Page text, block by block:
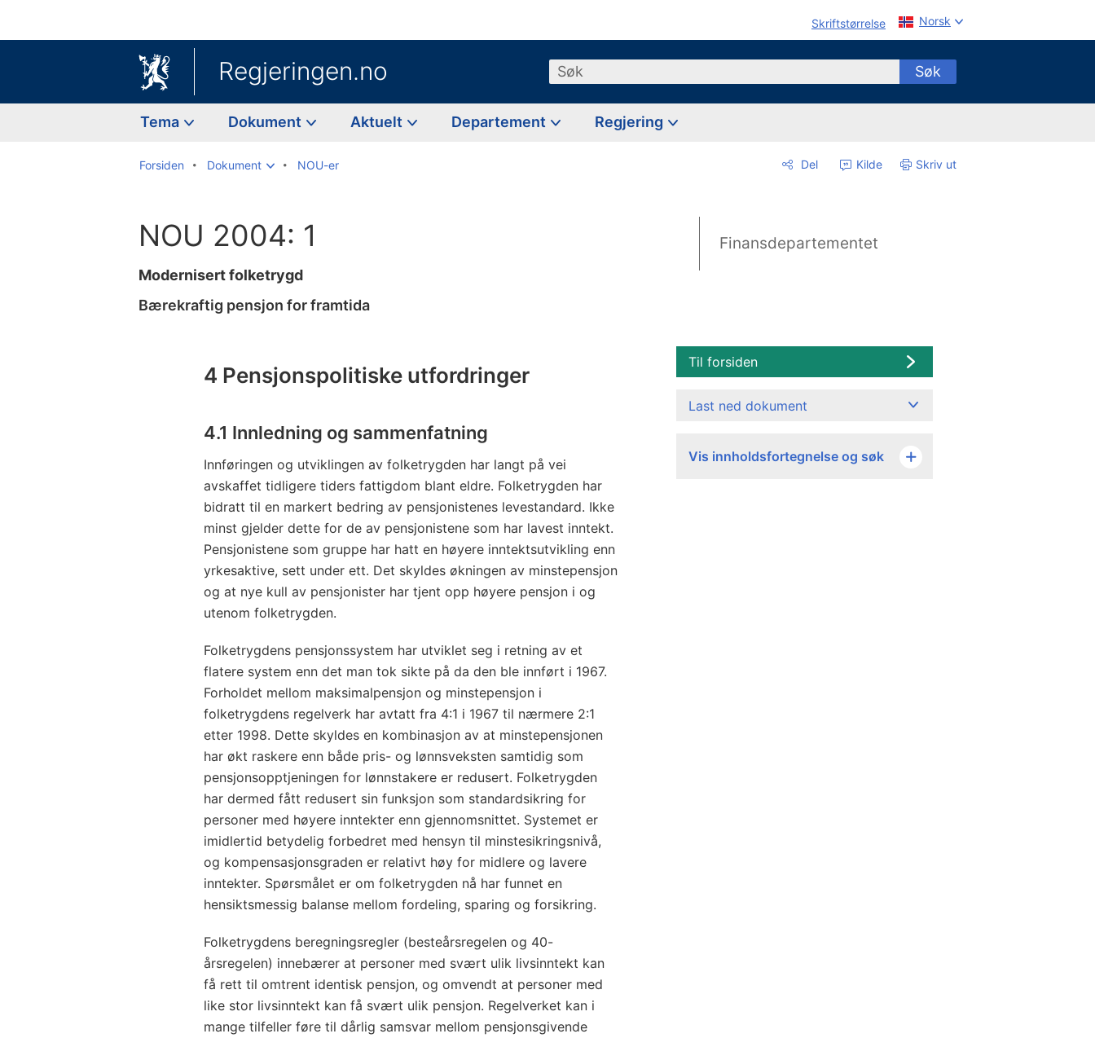
Skriftstørrelse Norsk
Regjeringen.no Søk Søk
Tema Dokument Aktuelt Departement Regjering
Forsiden Dokument NOU-er Del Kilde Skriv ut
NOU 2004: 1
Modernisert folketrygd
Bærekraftig pensjon for framtida
Finansdepartementet
4 Pensjonspolitiske utfordringer
4.1 Innledning og sammenfatning
Innføringen og utviklingen av folketrygden har langt på vei
avskaffet tidligere tiders fattigdom blant eldre. Folketrygden har
bidratt til en markert bedring av pensjonistenes levestandard. Ikke
minst gjelder dette for de av pensjonistene som har lavest inntekt.
Pensjonistene som gruppe har hatt en høyere inntektsutvikling enn
yrkesaktive, sett under ett. Det skyldes økningen av minstepensjon
og at nye kull av pensjonister har tjent opp høyere pensjon i og
utenom folketrygden.
Folketrygdens pensjonssystem har utviklet seg i retning av et
flatere system enn det man tok sikte på da den ble innført i 1967.
Forholdet mellom maksimalpensjon og minstepensjon i
folketrygdens regelverk har avtatt fra 4:1 i 1967 til nærmere 2:1
etter 1998. Dette skyldes en kombinasjon av at minstepensjonen
har økt raskere enn både pris- og lønnsveksten samtidig som
pensjonsopptjeningen for lønnstakere er redusert. Folketrygden
har dermed fått redusert sin funksjon som standardsikring for
personer med høyere inntekter enn gjennomsnittet. Systemet er
imidlertid betydelig forbedret med hensyn til minstesikringsnivå,
og kompensasjonsgraden er relativt høy for midlere og lavere
inntekter. Spørsmålet er om folketrygden nå har funnet en
hensiktsmessig balanse mellom fordeling, sparing og forsikring.
Folketrygdens beregningsregler (besteårsregelen og 40-
årsregelen) innebærer at personer med svært ulik livsinntekt kan
få rett til omtrent identisk pensjon, og omvendt at personer med
like stor livsinntekt kan få svært ulik pensjon. Regelverket kan i
mange tilfeller føre til dårlig samsvar mellom pensjonsgivende
Til forsiden
Last ned dokument
Vis innholdsfortegnelse og søk